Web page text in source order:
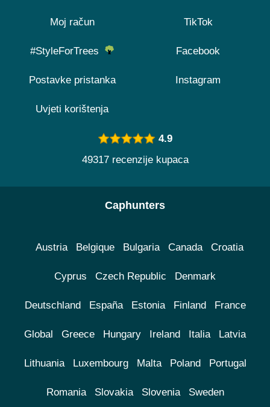
Moj račun
#StyleForTrees
Postavke pristanka
Uvjeti korištenja
TikTok
Facebook
Instagram
4.9
49317 recenzije kupaca
Caphunters
Austria Belgique Bulgaria Canada Croatia
Cyprus Czech Republic Denmark
Deutschland España Estonia Finland France
Global Greece Hungary Ireland Italia Latvia
Lithuania Luxembourg Malta Poland Portugal
Romania Slovakia Slovenia Sweden